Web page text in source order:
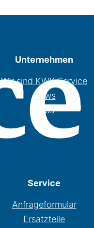
Unternehmen
Wir sind KWK Service
News
Jobs
Service
Anfrageformular
Ersatzteile